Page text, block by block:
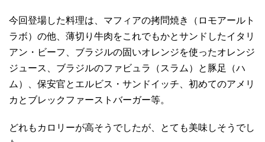
今回登場した料理は、マフィアの拷問焼き（ロモアールト
ラボ）の他、薄切り牛肉をこれでもかとサンドしたイタリ
アン・ビーフ、ブラジルの固いオレンジを使ったオレンジ
ジュース、ブラジルのファビュラ（スラム）と豚足（ハ
ム）、保安官とエルビス・サンドイッチ、初めてのアメリ
カとブレックファーストバーガー等。
どれもカロリーが高そうでしたが、とても美味しそうでし